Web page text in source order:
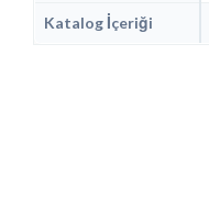
Katalog İçeriği